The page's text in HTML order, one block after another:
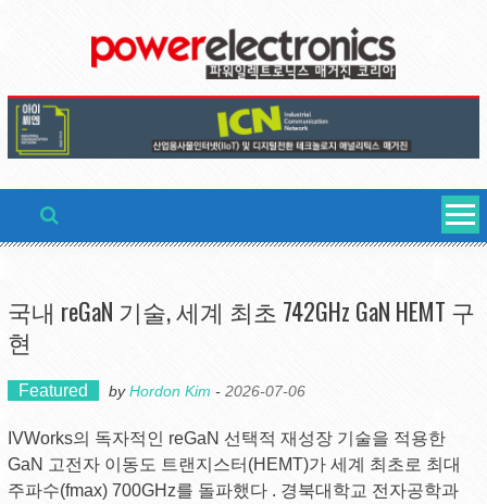
국내 reGaN 기술, 세계 최초 742GHz GaN HEMT 구
현
Featured byHordon Kim - 2026-07-06
IVWorks의 독자적인 reGaN 선택적 재성장 기술을 적용한
GaN 고전자 이동도 트랜지스터(HEMT)가 세계 최초로 최대
주파수(fmax) 700GHz를 돌파했다 . 경북대학교 전자공학과